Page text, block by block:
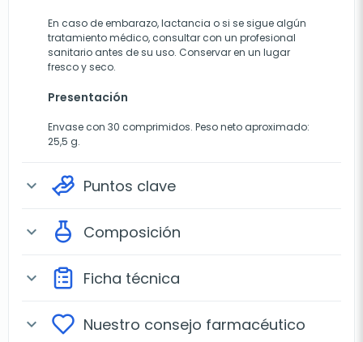
En caso de embarazo, lactancia o si se sigue algún
tratamiento médico, consultar con un profesional
sanitario antes de su uso. Conservar en un lugar
fresco y seco.
Presentación
Envase con 30 comprimidos. Peso neto aproximado:
25,5 g.
expand_more Puntos clave
expand_more Composición
expand_more Ficha técnica
expand_more Nuestro consejo farmacéutico